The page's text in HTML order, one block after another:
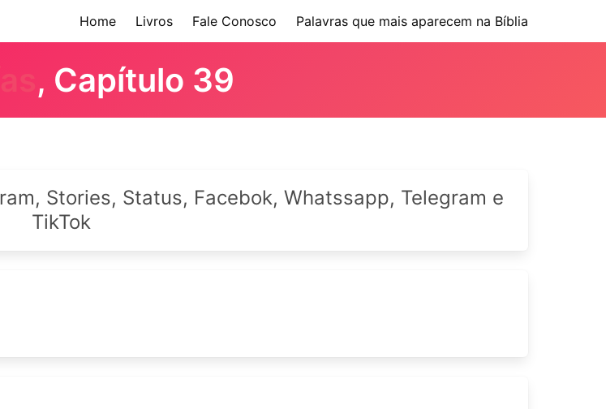
Home Livros Fale Conosco Palavras que mais aparecem na Bíblia
, Capítulo 39
Stories, Status, Facebok, Whatssapp, Telegram e
TikTok